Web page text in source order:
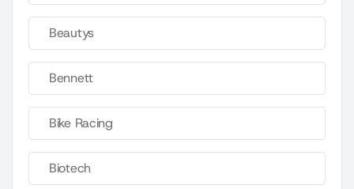
Beautys
Bennett
Bike Racing
Biotech